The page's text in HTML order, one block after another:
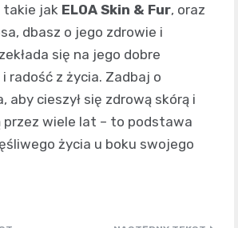
takie jak ELOA Skin & Fur, oraz
dbasz o jego zdrowie i
się na jego dobre
radość z życia. Zadbaj o
aby cieszył się zdrową skórą i
przez wiele lat – to podstawa
życia u boku swojego